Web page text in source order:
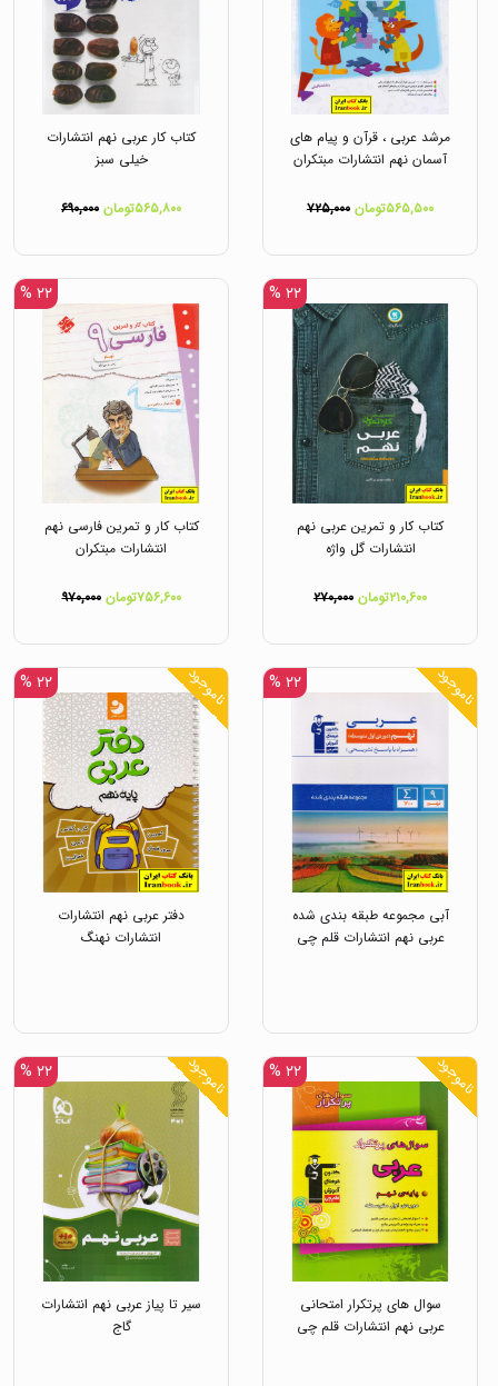
مرشد عربی ، قرآن و پیام های
آسمان نهم انتشارات مبتکران
۵۶۵,۵۰۰تومان ۷۲۵,۰۰۰
کتاب کار عربی نهم انتشارات
خیلی سبز
۵۶۵,۸۰۰تومان ۶۹۰,۰۰۰
۲۲ %
کتاب کار و تمرین عربی نهم
انتشارات گل واژه
۲۱۰,۶۰۰تومان ۲۷۰,۰۰۰
۲۲ %
کتاب کار و تمرین فارسی نهم
انتشارات مبتکران
۷۵۶,۶۰۰تومان ۹۷۰,۰۰۰
ناموجود ۲۲ %
آبی مجموعه طبقه بندی شده
عربی نهم انتشارات قلم چی
ناموجود ۲۲ %
دفتر عربی نهم انتشارات
انتشارات نهنگ
ناموجود ۲۲ %
سوال های پرتکرار امتحانی
عربی نهم انتشارات قلم چی
ناموجود ۲۲ %
سیر تا پیاز عربی نهم انتشارات
گاج